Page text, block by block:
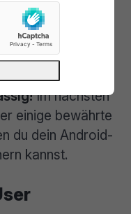
Nutzer leider
oder
seit
Biometrie allein
Im nächsten
einige bewährte
du dein Android-
kannst.